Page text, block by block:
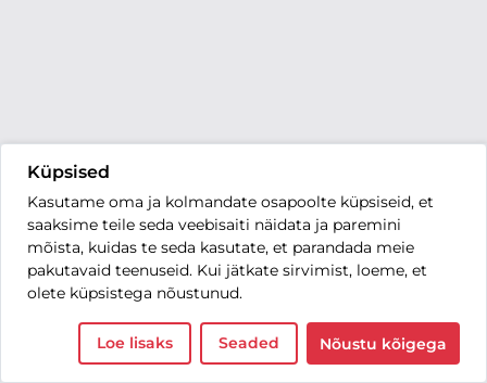
Küpsised
Kasutame oma ja kolmandate osapoolte küpsiseid, et
saaksime teile seda veebisaiti näidata ja paremini
mõista, kuidas te seda kasutate, et parandada meie
pakutavaid teenuseid. Kui jätkate sirvimist, loeme, et
olete küpsistega nõustunud.
Loe lisaks Seaded Nõustu kõigega